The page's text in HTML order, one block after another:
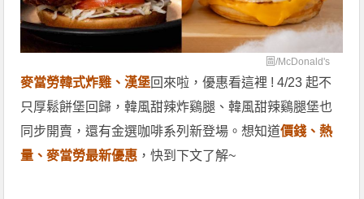
圖/McDonald's
麥當勞韓式炸雞、漢堡回來啦，優惠看這裡 ! 4/23 起不
只厚鬆餅堡回歸，韓風甜辣炸鷄腿、韓風甜辣鷄腿堡也
同步開賣，還有金選咖啡系列新登場。想知道價錢、熱
量、麥當勞最新優惠 ，快到下文了解~